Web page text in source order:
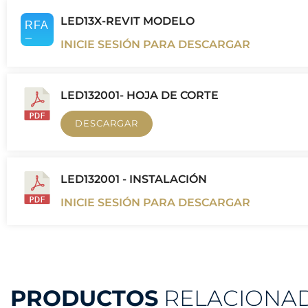
LED13X-REVIT MODELO
INICIE SESIÓN PARA DESCARGAR
LED132001- HOJA DE CORTE
DESCARGAR
LED132001 - INSTALACIÓN
INICIE SESIÓN PARA DESCARGAR
PRODUCTOS